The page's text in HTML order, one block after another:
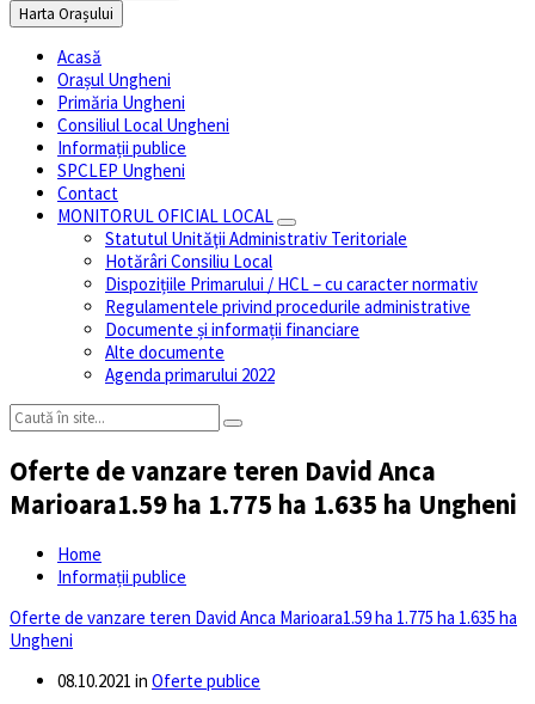
Harta Orașului
Acasă
Orașul Ungheni
Primăria Ungheni
Consiliul Local Ungheni
Informații publice
SPCLEP Ungheni
Contact
MONITORUL OFICIAL LOCAL
Statutul Unităţii Administrativ Teritoriale
Hotărâri Consiliu Local
Dispozițiile Primarului / HCL – cu caracter normativ
Regulamentele privind procedurile administrative
Documente și informații financiare
Alte documente
Agenda primarului 2022
Oferte de vanzare teren David Anca
Marioara1.59 ha 1.775 ha 1.635 ha Ungheni
Home
Informații publice
Oferte de vanzare teren David Anca Marioara1.59 ha 1.775 ha 1.635 ha
Ungheni
08.10.2021 in Oferte publice